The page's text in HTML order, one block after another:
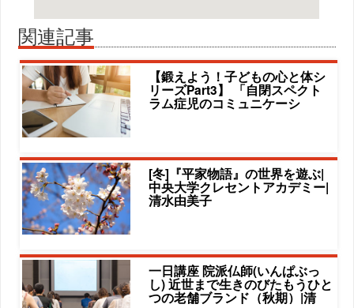
関連記事
【鍛えよう！子どもの心と体シ
リーズPart3】 「自閉スペクト
ラム症児のコミュニケーシ
[冬]『平家物語』の世界を遊ぶ|
中央大学クレセントアカデミー|
清水由美子
一日講座 院派仏師(いんぱぶっ
し) 近世まで生きのびたもうひと
つの老舗ブランド（秋期）|清